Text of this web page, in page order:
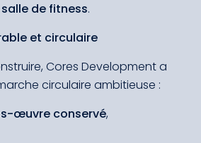
de fitness.
et circulaire
Cores Development a
circulaire ambitieuse :
œuvre conservé,